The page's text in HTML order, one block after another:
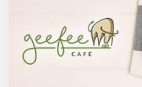
で、蒸留酒は一般的には40度～
50度、最大で90度台のアルコー
ルとなります。以下が主なお酒
の醸造酒と蒸留酒の分類です。